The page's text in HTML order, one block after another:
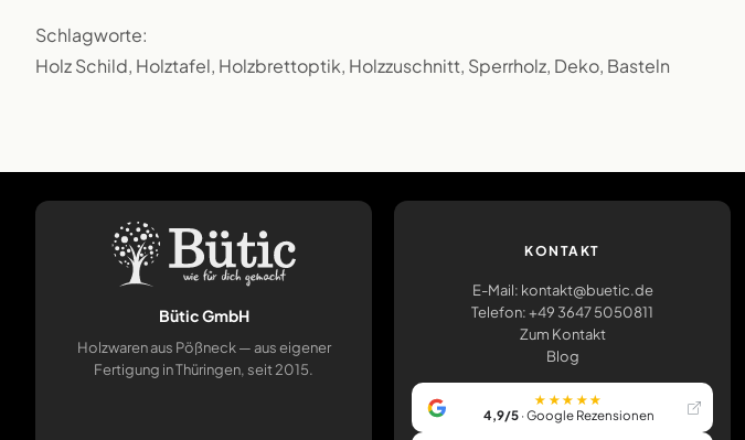
Schlagworte:
Holz Schild, Holztafel, Holzbrettoptik, Holzzuschnitt, Sperrholz, Deko, Basteln
Bütic GmbH
Holzwaren aus Pößneck — aus eigener
Fertigung in Thüringen, seit 2015.
KONTAKT
E-Mail: kontakt@buetic.de
Telefon: +49 3647 5050811
Zum Kontakt
Blog
★★★★★
4,9/5 · Google Rezensionen